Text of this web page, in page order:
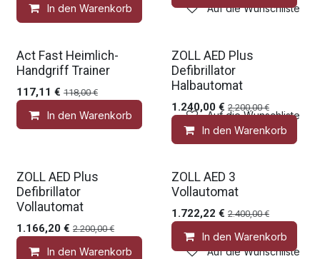
In den Warenkorb Auf die Wunschliste
Medic Deal
Act Fast Heimlich-
Handgriff Trainer
117,11 € 118,00€
In den Warenkorb Auf die Wunschliste
ZOLL AED Plus
Defibrillator
Halbautomat
1.240,00€ 2.200,00€
In den Warenkorb
ZOLL AED Plus
Defibrillator
Vollautomat
1.166,20 € 2.200,00€
In den Warenkorb Auf die Wunschliste
ZOLL AED 3
Vollautomat
1.722,22 € 2.400,00€
In den Warenkorb